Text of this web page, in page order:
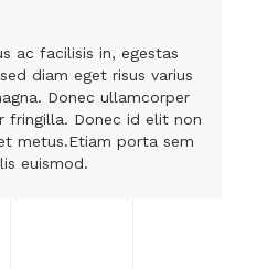
ac facilisis in, egestas
diam eget risus varius
Donec ullamcorper
fringilla. Donec id elit non
metus.Etiam porta sem
euismod.